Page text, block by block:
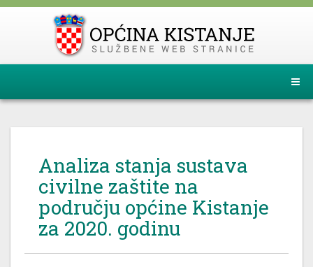
Analiza stanja sustava
civilne zaštite na
području općine Kistanje
za 2020. godinu